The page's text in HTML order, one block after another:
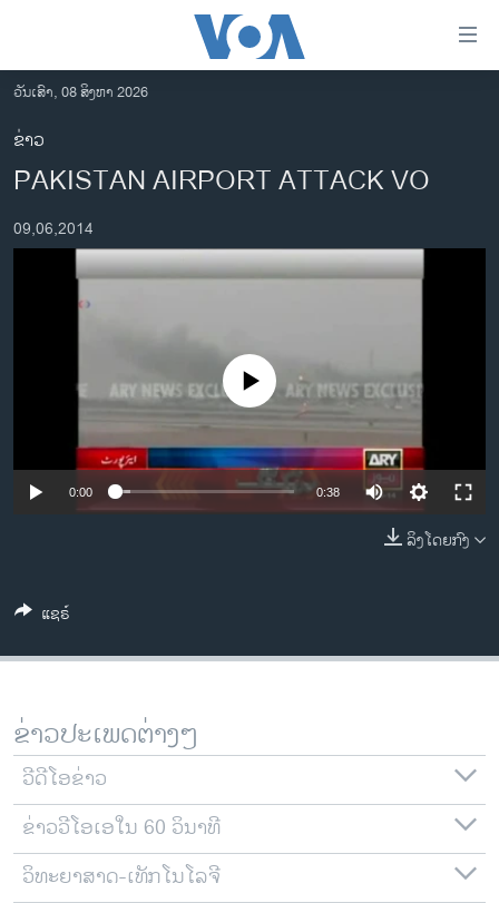
ເຂົ້າ
ຫາ
ຂ້າມ
ຂ້າມ
ໄປ
ອາເມຣິກາ
ການເລືອກຕັ້ງ ປະທານາທີບໍດີ ສະຫະລັດ 2024
ອິດສະຫຼະພາບດ້ານການຂ່າວ
ຊີວິດຊາວລາວ
ຊຸມຊົນຊາວລາວ
ວິທະຍາສາດ-ເທັກໂນໂລຈີ
ພາສາອັງກິດ
ລາຍການກະຈາຍສຽງ
ລາຍງານ
ຕິດຕາມພວກເຮົາ ທີ່
ພາສາຕ່າງໆ
ວັນເສົາ, 08 ສິງຫາ 2026
ຂ່າວ
PAKISTAN AIRPORT ATTACK VO
09,06,2014
No media source currently available
0:00 0:38
ລິງໂດຍກົງ
ແຊຣ໌
ຂ່າວປະເພດຕ່າງໆ
ວີດີໂອຂ່າວ
ຂ່າວວີໂອເອໃນ 60 ວິນາທີ
ວິທະຍາສາດ-ເທັກໂນໂລຈີ